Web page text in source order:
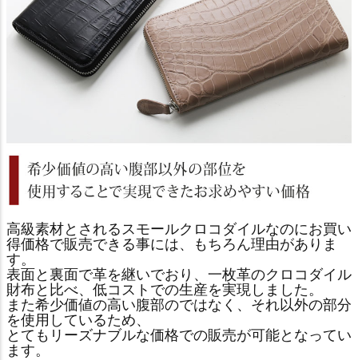
高級素材とされるスモールクロコダイルなのにお買い
得価格で販売できる事には、もちろん理由がありま
す。
表面と裏面で革を継いでおり、一枚革のクロコダイル
財布と比べ、低コストでの生産を実現しました。
また希少価値の高い腹部のではなく、それ以外の部分
を使用しているため、
とてもリーズナブルな価格での販売が可能となってい
ます。